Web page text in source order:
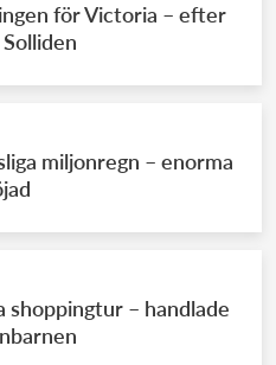
för Victoria – efter
miljonregn – enorma
shoppingtur – handlade